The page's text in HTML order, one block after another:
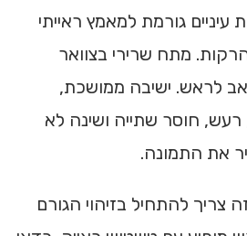
עיניים גורמת למאמץ ראייתי
מתח שרירי בצוואר
לראש. ישיבה ממושכת,
חוסר שתייה ושינה לא
את התמונה.
צריך להתחיל בזיהוי הגורם